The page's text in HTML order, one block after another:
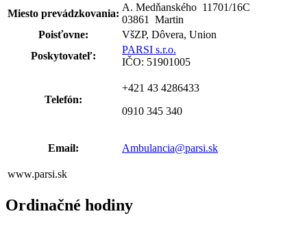
Miesto prevádzkovania:
A. Medňanského 11701/16C
03861 Martin
Poisťovne:
VšZP, Dôvera, Union
Poskytovateľ:
PARSI s.r.o.
IČO: 51901005
Telefón:
+421 43 4286433
0910 345 340
Email: Ambulancia@parsi.sk
www.parsi.sk
Ordinačné hodiny